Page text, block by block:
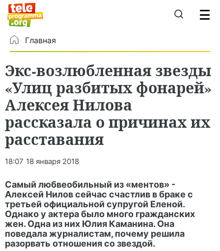
Главная
Экс-возлюбленная звезды
«Улиц разбитых фонарей»
Алексея Нилова
рассказала о причинах их
расставания
18:07 18 января 2018
Самый любвеобильный из «ментов» -
Алексей Нилов сейчас счастлив в браке с
третьей официальной супругой Еленой.
Однако у актера было много гражданских
жен. Одна из них Юлия Каманина. Она
поведала журналистам, почему решила
разорвать отношения со звездой.